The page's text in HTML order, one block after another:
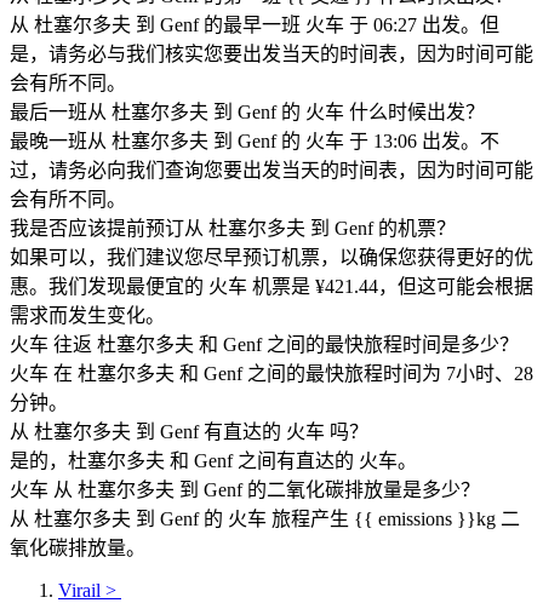
从 杜塞尔多夫 到 Genf 的最早一班 火车 于 06:27 出发。但
是，请务必与我们核实您要出发当天的时间表，因为时间可能
会有所不同。
最后一班从 杜塞尔多夫 到 Genf 的 火车 什么时候出发？
最晚一班从 杜塞尔多夫 到 Genf 的 火车 于 13:06 出发。不
过，请务必向我们查询您要出发当天的时间表，因为时间可能
会有所不同。
我是否应该提前预订从 杜塞尔多夫 到 Genf 的机票？
如果可以，我们建议您尽早预订机票，以确保您获得更好的优
惠。我们发现最便宜的 火车 机票是 ¥421.44，但这可能会根据
需求而发生变化。
火车 往返 杜塞尔多夫 和 Genf 之间的最快旅程时间是多少？
火车 在 杜塞尔多夫 和 Genf 之间的最快旅程时间为 7小时、28
分钟。
从 杜塞尔多夫 到 Genf 有直达的 火车 吗？
是的，杜塞尔多夫 和 Genf 之间有直达的 火车。
火车 从 杜塞尔多夫 到 Genf 的二氧化碳排放量是多少？
从 杜塞尔多夫 到 Genf 的 火车 旅程产生 {{ emissions }}kg 二
氧化碳排放量。
Virail >